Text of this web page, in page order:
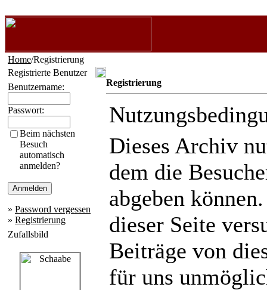
Home/Registrierung
Registrierte Benutzer
Benutzername:
Passwort:
Beim nächsten
Besuch
automatisch
anmelden?
» Password vergessen
» Registrierung
Zufallsbild
Registrierung
Dieses Archiv
dem die
abgeben
dieser Seite
Beiträge von
für uns